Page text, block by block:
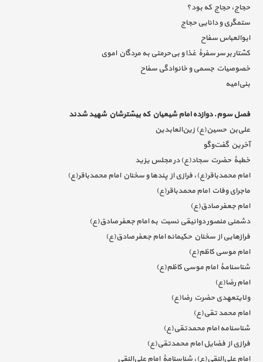
حجاج، حجاج که بود؟
ستمگری و دانایی حجاج
ابوالعباس سفاح
کشتار بر سر سفرۀ غذا و بی‌حرمتی به مردگان اموی
خصوصیات جسمی و خانوادگی سفاح
بنی‌امیه
فصل سوم. دوازده امام شیعیان که بیشترشان شهید شدند
علی‌بن حسین(ع) زین‌العابدین
آخرین گفت‌وگو
خطبۀ حضرت سجاد(ع) در مجلس یزید
امام محمدباقر(ع)، فرازی از پندها و سخنان امام محمدباقر(ع)
ماجرای وفات امام محمدباقر(ع)
امام جعفر صادق(ع)
دشمنی منصور دوانیقی نسبت به امام جعفر صادق(ع)
فرازهایی از سخنان حکیمانه امام جعفر صادق(ع)
امام موسی کاظم(ع)
شناسنامۀ امام موسی کاظم(ع)
امام رضا(ع)
ولایتعهدی حضرت رضا(ع)
امام محمد تقی(ع)
شناسنامه امام محمدتقی(ع)
فرازی از فضایل امام محمدتقی(ع)
امام علی‌النقی(ع)، شناسنامۀ امام علی‌النقی